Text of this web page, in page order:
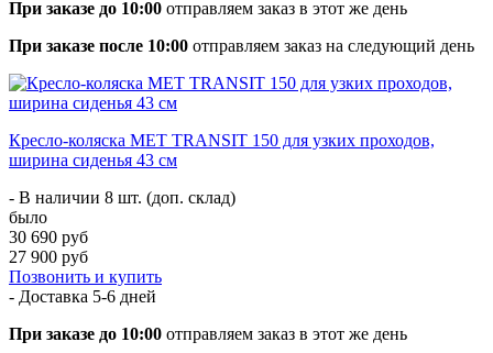
При заказе до 10:00 отправляем заказ в этот же день
При заказе после 10:00 отправляем заказ на следующий день
Кресло-коляска МЕТ TRANSIT 150 для узких проходов,
ширина сиденья 43 см
- В наличии 8 шт. (доп. склад)
было
30 690 руб
27 900 руб
Позвонить и купить
- Доставка 5-6 дней
При заказе до 10:00 отправляем заказ в этот же день